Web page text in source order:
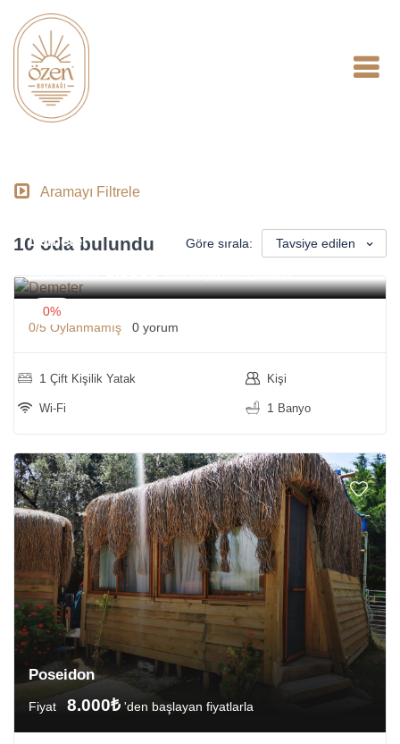
Aramayı Filtrele
10 oda bulundu Göre sırala: Tavsiye edilen
Demeter
Fiyat 6.000₺ 5.999₺ 'den başlayan fiyatlarla
0%
0/5 Oylanmamış 0 yorum
1 Çift Kişilik Yatak
Wi-Fi
Kişi
1 Banyo
Poseidon
Fiyat 8.000₺ 'den başlayan fiyatlarla